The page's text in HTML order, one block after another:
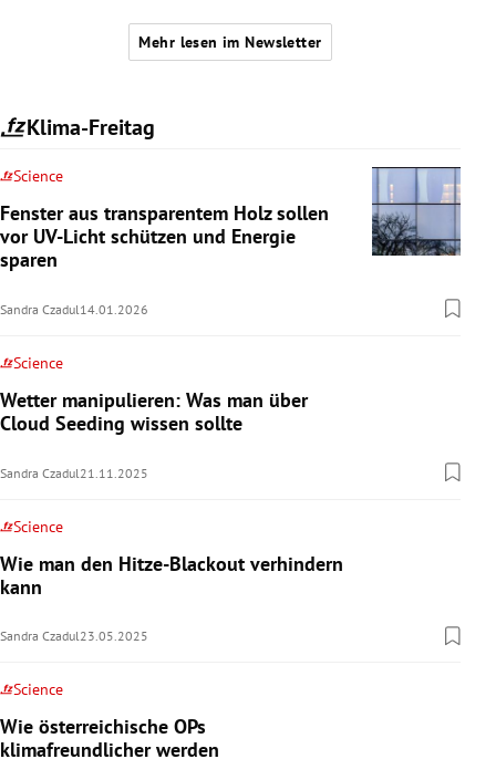
Mehr lesen im Newsletter
Klima-Freitag
Science
Fenster aus transparentem Holz sollen
vor UV-Licht schützen und Energie
sparen
Sandra Czadul 14.01.2026
Science
Wetter manipulieren: Was man über
Cloud Seeding wissen sollte
Sandra Czadul 21.11.2025
Science
Wie man den Hitze-Blackout verhindern
kann
Sandra Czadul23.05.2025
Science
Wie österreichische OPs
klimafreundlicher werden